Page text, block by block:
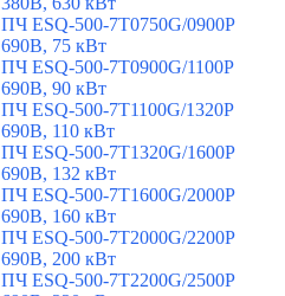
ПЧ ESQ-500-7T0750G/0900P
690В, 75 кВт
ПЧ ESQ-500-7T0900G/1100P
690В, 90 кВт
ПЧ ESQ-500-7T1100G/1320P
690В, 110 кВт
ПЧ ESQ-500-7T1320G/1600P
690В, 132 кВт
ПЧ ESQ-500-7T1600G/2000P
690В, 160 кВт
ПЧ ESQ-500-7T2000G/2200P
690В, 200 кВт
ПЧ ESQ-500-7T2200G/2500P